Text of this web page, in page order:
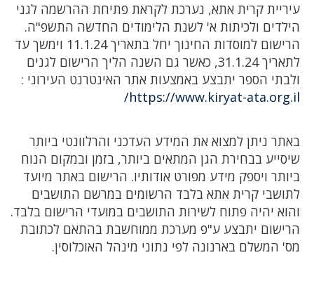
עיריית קרית אתא, נערכת לקראת פתיחת ההרשמה לגני
הילדים ולכיתות א' לשנת הלימודים החדשה התשפ"ה.
הרישום למוסדות החינוך יחל בתאריך 11.1.24 וימשך עד
לתאריך 31.1.24, כאשר גם השנה הליך הרישום לגנים
ולבתי הספר יתבצע באמצעות אתר האינטרנט העירוני :
https://www.kiryat-ata.org.il/
באתר ניתן למצוא את המידע העדכני והרלוונטי ביותר
שיסייע בבחירת הגן המתאים ביותר, בזמן ובמקום הנוח
ביותר ויספק מידע מפורט אודותיו. הרישום באתר מיועד
לתושבי קרית אתא בלבד הרשומים במרשם התושבים
והוא יהיה פתוח לשירות התושבים במועדי הרישום בלבד.
הרישום יתבצע ע"פ מערכת ממוחשבת בהתאם לכתובת
מס' המשלם בארנונה לפי נתוני מינהל האוכלוסין.